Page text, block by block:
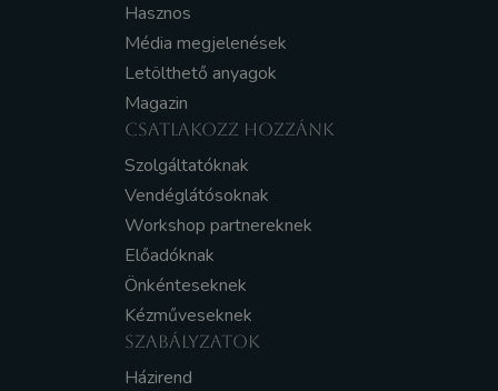
Hasznos
Média megjelenések
Letölthető anyagok
Magazin
CSATLAKOZZ HOZZÁNK
Szolgáltatóknak
Vendéglátósoknak
Workshop partnereknek
Előadóknak
Önkénteseknek
Kézműveseknek
SZABÁLYZATOK
Házirend